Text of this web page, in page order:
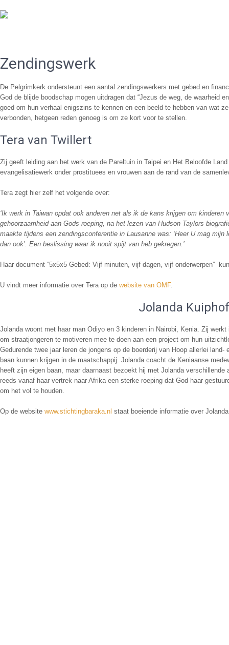
Zendingswerk
De Pelgrimkerk ondersteunt een aantal zendingswerkers met gebed en
God de blijde boodschap mogen uitdragen dat “Jezus de weg, de waarheid
goed om hun verhaal enigszins te kennen en een beeld te hebben van wat
verbonden, hetgeen reden genoeg is om ze kort voor te stellen.
Tera van Twillert
Zij geeft leiding aan het werk van de Pareltuin in Taipei en Het Beloofde
evangelisatiewerk onder prostituees en vrouwen aan de rand van de
Tera zegt hier zelf het volgende over:
‘Ik werk in Taiwan opdat ook anderen net als ik de kans krijgen om kinderen
gehoorzaamheid aan Gods roeping, na het lezen van Hudson Taylors
maakte tijdens een zendingsconferentie in Lausanne was: ‘Heer U mag
dan ook’. Een beslissing waar ik nooit spijt van heb gekregen.’
Haar document “5x5x5 Gebed: Vijf minuten, vijf dagen, vijf onderwerpen”
U vindt meer informatie over Tera op de website van OMF.
Jolanda Kuiphof
Jolanda woont met haar man Odiyo en 3 kinderen in Nairobi, Kenia. Zij
om straatjongeren te motiveren mee te doen aan een project om hun
Gedurende twee jaar leren de jongens op de boerderij van Hoop allerlei
baan kunnen krijgen in de maatschappij. Jolanda coacht de Keniaanse
heeft zijn eigen baan, maar daarnaast bezoekt hij met Jolanda
reeds vanaf haar vertrek naar Afrika een sterke roeping dat God haar
om het vol te houden.
Op de website www.stichtingbaraka.nl staat boeiende informatie over